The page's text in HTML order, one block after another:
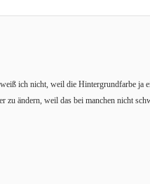
ich nicht, weil die Hintergrundfarbe
zu ändern, weil das bei manchen nicht